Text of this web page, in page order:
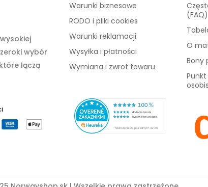
wybór
łączą
Warunki biznesowe
RODO i pliki cookies
Warunki reklamacji
Wysyłka i płatności
Wymiana i zwrot towaru
(FAQ)
O
Bony